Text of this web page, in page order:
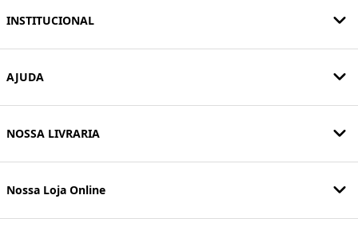
INSTITUCIONAL
AJUDA
NOSSA LIVRARIA
Nossa Loja Online